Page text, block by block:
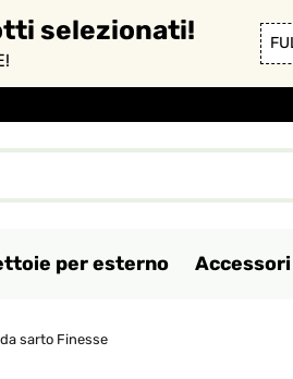
selezionati!
per esterno
sarto Finesse